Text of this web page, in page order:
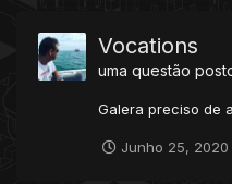
Vocations
uma questão
Galera preciso de
Junho 25, 2020